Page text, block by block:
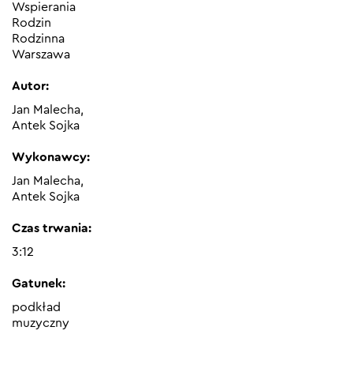
Wspierania
Rodzin
Rodzinna
Warszawa
Autor:
Jan Malecha,
Antek Sojka
Wykonawcy:
Jan Malecha,
Antek Sojka
Czas trwania:
3:12
Gatunek:
podkład
muzyczny